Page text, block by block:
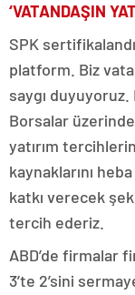
‘VATANDAŞIN
SPK
platform. Biz
saygı
Borsalar
yatırım
kaynaklarını
katkı verecek
tercih ederiz.
ABD’de firmalar
3’te 2’sini